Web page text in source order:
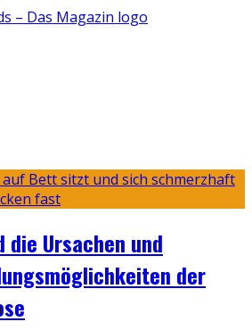
die Ursachen und
der